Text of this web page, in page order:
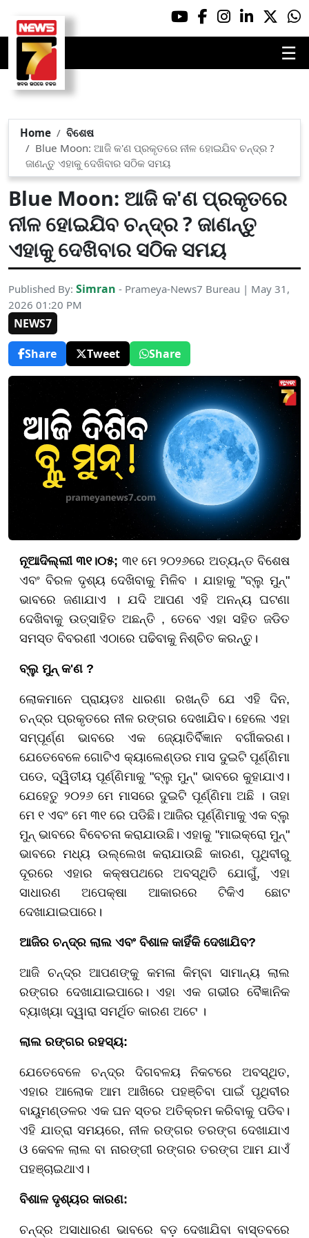
☰
Home
ବିଶେଷ
Blue Moon: ଆଜି କ'ଣ ପ୍ରକୃତରେ ନୀଳ ହୋଇଯିବ ଚନ୍ଦ୍ର ?
ଜାଣନ୍ତୁ ଏହାକୁ ଦେଖିବାର ସଠିକ ସମୟ
Blue Moon: ଆଜି କ'ଣ ପ୍ରକୃତରେ
ନୀଳ ହୋଇଯିବ ଚନ୍ଦ୍ର ? ଜାଣନ୍ତୁ
ଏହାକୁ ଦେଖିବାର ସଠିକ ସମୟ
Published By: Simran - Prameya-News7 Bureau | May 31,
2026 01:20 PM
NEWS7
Share
Tweet Share
ନୂଆଦିଲ୍ଲୀ ୩୧।୦୫; ୩୧ ମେ ୨୦୨୬ରେ ଅତ୍ୟନ୍ତ ବିଶେଷ
ଏବଂ ବିରଳ ଦୃଶ୍ୟ ଦେଖିବାକୁ ମିଳିବ । ଯାହାକୁ "ବ୍ଲୁ ମୁନ୍"
ଭାବରେ ଜଣାଯାଏ । ଯଦି ଆପଣ ଏହି ଅନନ୍ୟ ଘଟଣା
ଦେଖିବାକୁ ଉତ୍ସାହିତ ଅଛନ୍ତି , ତେବେ ଏହା ସହିତ ଜଡିତ
ସମସ୍ତ ବିବରଣୀ ଏଠାରେ ପଢିବାକୁ ନିଶ୍ଚିତ କରନ୍ତୁ।
ବ୍ଲୁ ମୁନ୍ କ'ଣ ?
ଲୋକମାନେ ପ୍ରାୟତଃ ଧାରଣା ରଖନ୍ତି ଯେ ଏହି ଦିନ,
ଚନ୍ଦ୍ର ପ୍ରକୃତରେ ନୀଳ ରଙ୍ଗର ଦେଖାଯିବ। ହେଲେ ଏହା
ସମ୍ପୂର୍ଣ୍ଣ ଭାବରେ ଏକ ଜ୍ୟୋତିର୍ବିଜ୍ଞାନ ବର୍ଗୀକରଣ।
ଯେତେବେଳେ ଗୋଟିଏ କ୍ୟାଲେଣ୍ଡର ମାସ ଦୁଇଟି ପୂର୍ଣ୍ଣିମା
ପଡେ, ଦ୍ୱିତୀୟ ପୂର୍ଣ୍ଣିମାକୁ "ବ୍ଲୁ ମୁନ୍" ଭାବରେ କୁହାଯାଏ।
ଯେହେତୁ ୨୦୨୬ ମେ ମାସରେ ଦୁଇଟି ପୂର୍ଣ୍ଣିମା ଅଛି । ତାହା
ମେ ୧ ଏବଂ ମେ ୩୧ ରେ ପଡିଛି। ଆଜିର ପୂର୍ଣ୍ଣିମାକୁ ଏକ ବ୍ଲୁ
ମୁନ୍ ଭାବରେ ବିବେଚନା କରାଯାଉଛି। ଏହାକୁ "ମାଇକ୍ରୋ ମୁନ୍"
ଭାବରେ ମଧ୍ୟ ଉଲ୍ଲେଖ କରାଯାଉଛି କାରଣ, ପୃଥିବୀରୁ
ଦୂରରେ ଏହାର କକ୍ଷପଥରେ ଅବସ୍ଥିତି ଯୋଗୁଁ, ଏହା
ସାଧାରଣ ଅପେକ୍ଷା ଆକାରରେ ଟିକିଏ ଛୋଟ
ଦେଖାଯାଇପାରେ।
ଆଜିର ଚନ୍ଦ୍ର ଲାଲ ଏବଂ ବିଶାଳ କାହିଁକି ଦେଖାଯିବ?
ଆଜି ଚନ୍ଦ୍ର ଆପଣଙ୍କୁ କମଳା କିମ୍ବା ସାମାନ୍ୟ ଲାଲ
ରଙ୍ଗର ଦେଖାଯାଇପାରେ। ଏହା ଏକ ଗଭୀର ବୈଜ୍ଞାନିକ
ବ୍ୟାଖ୍ୟା ଦ୍ୱାରା ସମର୍ଥିତ କାରଣ ଅଟେ ।
ଲାଲ ରଙ୍ଗର ରହସ୍ୟ:
ଯେତେବେଳେ ଚନ୍ଦ୍ର ଦିଗବଳୟ ନିକଟରେ ଅବସ୍ଥିତ,
ଏହାର ଆଲୋକ ଆମ ଆଖିରେ ପହଞ୍ଚିବା ପାଇଁ ପୃଥିବୀର
ବାୟୁମଣ୍ଡଳର ଏକ ଘନ ସ୍ତର ଅତିକ୍ରମ କରିବାକୁ ପଡିବ।
ଏହି ଯାତ୍ରା ସମୟରେ, ନୀଳ ରଙ୍ଗର ତରଙ୍ଗ ଦେଖାଯାଏ
ଓ କେବଳ ଲାଲ ବା ନାରଙ୍ଗୀ ରଙ୍ଗର ତରଙ୍ଗ ଆମ ଯାଏଁ
ପହଞ୍ଚାଇଥାଏ।
ବିଶାଳ ଦୃଶ୍ୟର କାରଣ:
ଚନ୍ଦ୍ର ଅସାଧାରଣ ଭାବରେ ବଡ଼ ଦେଖାଯିବା ବାସ୍ତବରେ